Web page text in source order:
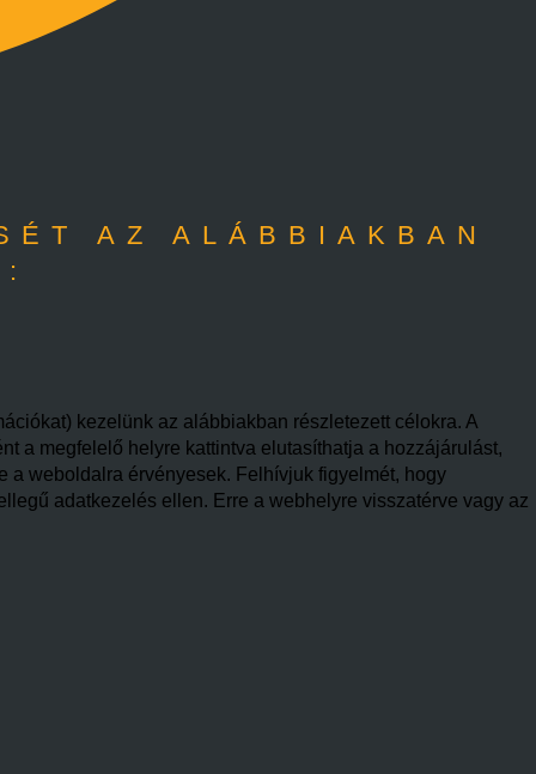
AZ ALÁBBIAKBAN
kezelünk az alábbiakban részletezett célokra. A
a megfelelő helyre kattintva elutasíthatja a hozzájárulást,
a weboldalra érvényesek. Felhívjuk figyelmét, hogy
adatkezelés ellen. Erre a webhelyre visszatérve vagy az